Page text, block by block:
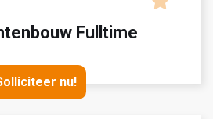
Fulltime
nu!